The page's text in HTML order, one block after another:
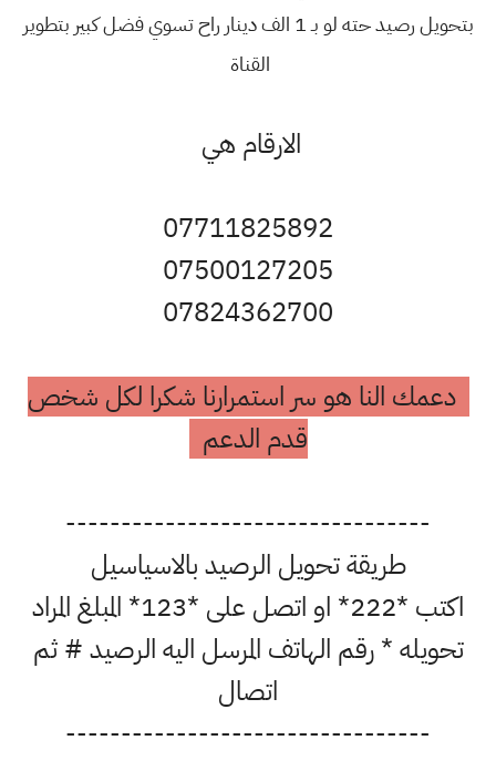
بتحويل رصيد حته لو بـ 1 الف دينار راح تسوي فضل كبير بتطوير
القناة
الارقام هي
07711825892
07500127205
07824362700
دعمك النا هو سر استمرارنا شكرا لكل شخص
قدم الدعم
---------------------------------
طريقة تحويل الرصيد بالاسياسيل
اكتب *222* او اتصل على *123* المبلغ المراد
تحويله * رقم الهاتف المرسل اليه الرصيد # ثم
اتصال
---------------------------------